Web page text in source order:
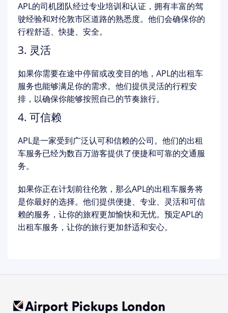
APL的司机团队经过专业培训和认证，拥有丰富的驾
驶经验和对伦敦市区道路的熟悉度。他们会确保你的
行程舒适、快捷、安全。
3. 灵活
如果你需要在途中停留或改变目的地，APL的出租车
服务也能够满足你的需求。他们提供灵活的行程安
排，以确保你能够按照自己的节奏旅行。
4. 可信赖
APL是一家受到广泛认可和信赖的公司。他们的出租
车服务已经为数百万游客提供了便捷和可靠的交通服
务。
如果你正在计划前往伦敦，那么APL的出租车服务将
是你最好的选择。他们提供便捷、专业、灵活和可信
赖的服务，让你的旅程更加愉快和无忧。预定APL的
出租车服务，让你的旅行更加舒适和安心。